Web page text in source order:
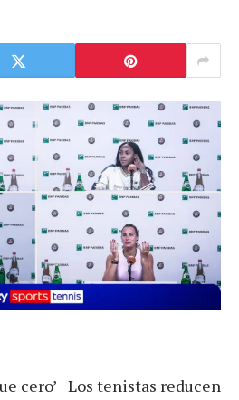
cero’ | Los tenistas reducen